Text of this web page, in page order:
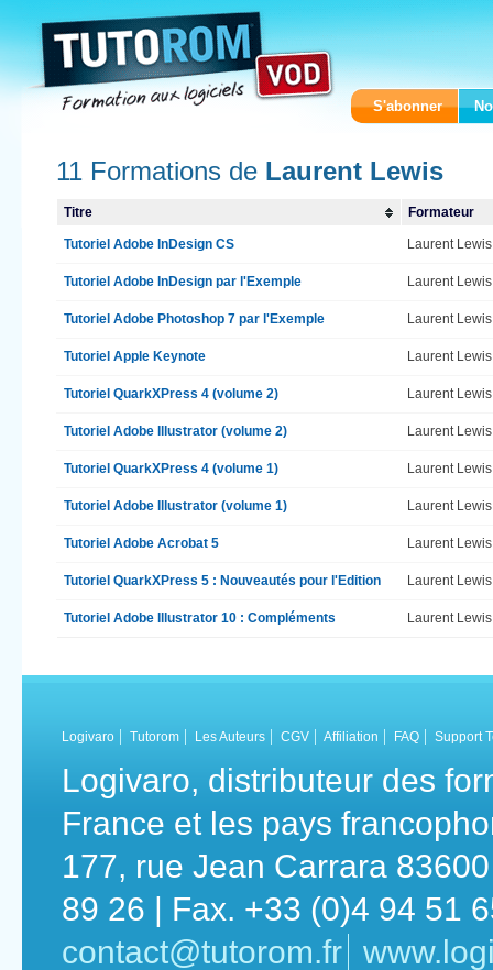
S'abonner
11 Formations de Laurent Lewis
Titre Formateur
Tutoriel Adobe InDesign CS Laurent Lewis
Tutoriel Adobe InDesign par l'Exemple Laurent Lewis
Tutoriel Adobe Photoshop 7 par l'Exemple Laurent Lewis
Tutoriel Apple Keynote Laurent Lewis
Tutoriel QuarkXPress 4 (volume 2) Laurent Lewis
Tutoriel Adobe Illustrator (volume 2) Laurent Lewis
Tutoriel QuarkXPress 4 (volume 1) Laurent Lewis
Tutoriel Adobe Illustrator (volume 1) Laurent Lewis
Tutoriel Adobe Acrobat 5 Laurent Lewis
Tutoriel QuarkXPress 5 : Nouveautés pour l'Edition Laurent Lewis
Tutoriel Adobe Illustrator 10 : Compléments Laurent Lewis
Logivaro Tutorom Les Auteurs CGV Affiliation FAQ Support
Logivaro, distributeur des
France et les pays
177, rue Jean Carrara
89 26 | Fax. +33 (0)4 94 51
contact@tutorom.fr